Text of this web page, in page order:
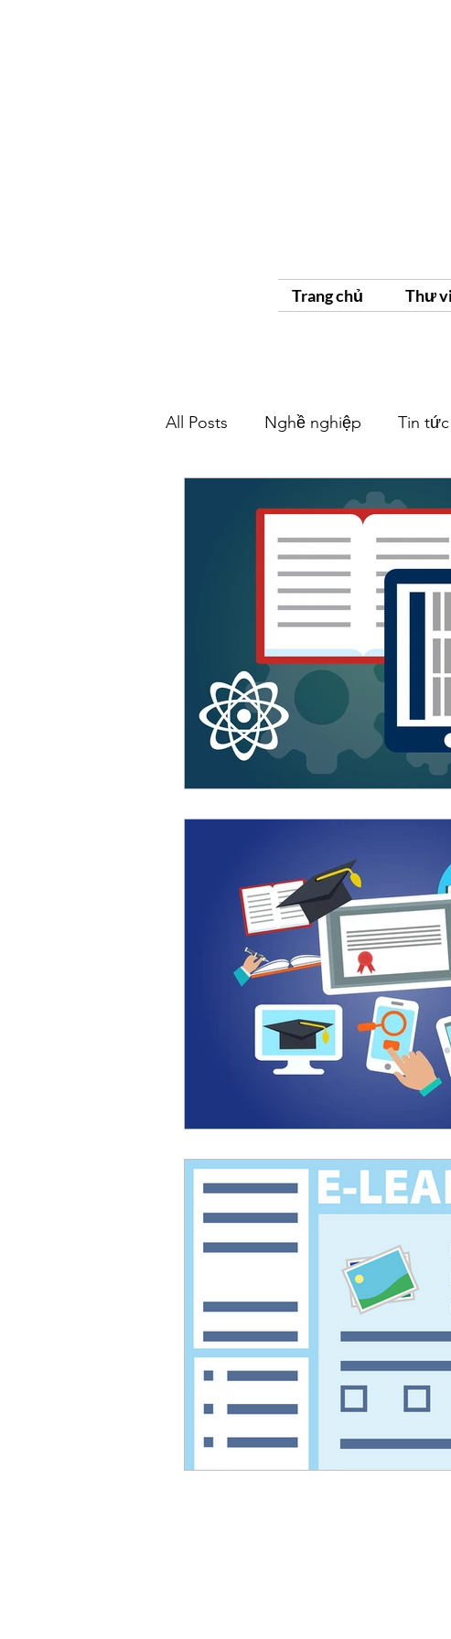
Trang chủ Thư
All Posts Nghề nghiệp Tin tức